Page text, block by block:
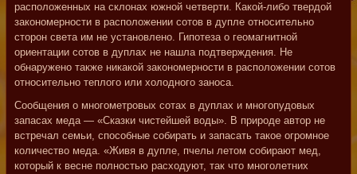
расположенных на склонах южной четверти. Какой-либо твердой
закономерности в расположении сотов в дупле относительно
сторон света им не установлено. Гипотеза о геомагнитной
ориентации сотов в дуплах не нашла подтверждения. Не
обнаружено также никакой закономерности в расположении сотов
относительно теплого или холодного заноса.
Сообщения о многометровых сотах в дуплах и многопудовых
запасах меда — «Сказки чистейшей воды». В природе автор не
встречал семьи, способные собирать и запасать такое огромное
количество меда. «Живя в дупле, пчелы летом собирают мед,
который к весне полностью расходуют, так что многолетних